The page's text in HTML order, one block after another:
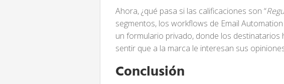
Ahora, ¿qué pasa si las calificaciones son “
segmentos, los workflows de Email
un formulario privado, donde los destinatarios
sentir que a la marca le interesan sus
Conclusión